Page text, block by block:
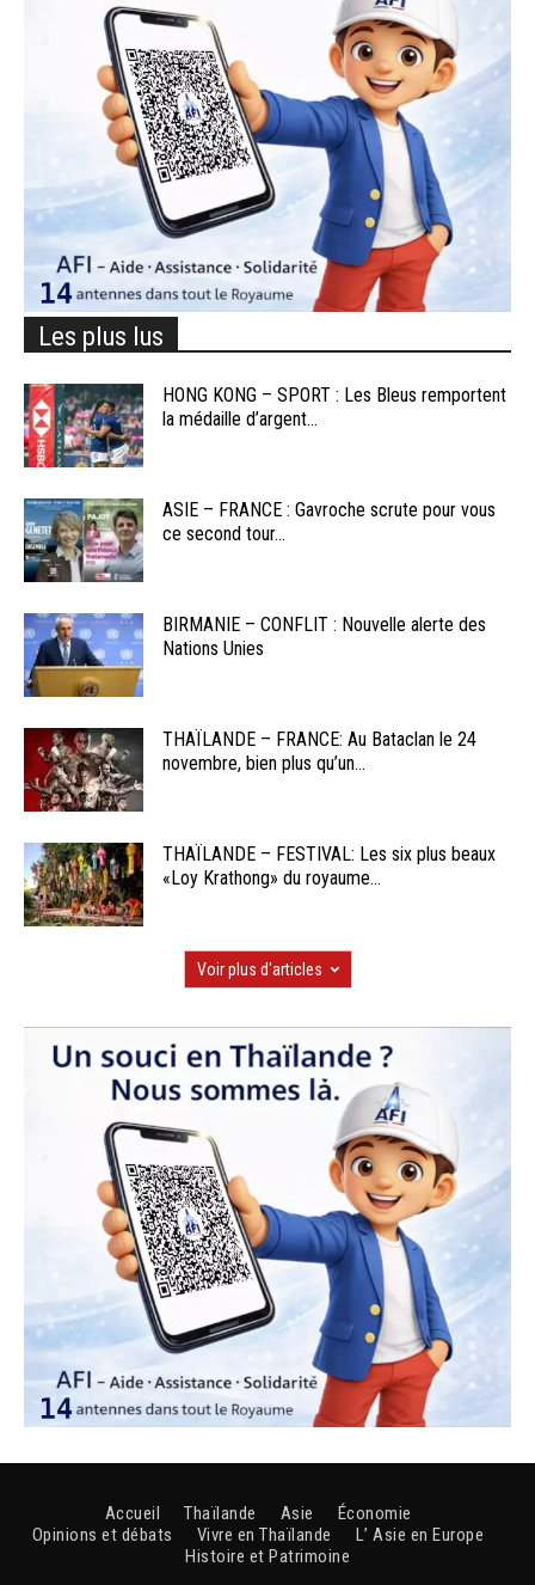
Les plus lus
HONG KONG – SPORT : Les Bleus remportent
la médaille d’argent...
ASIE – FRANCE : Gavroche scrute pour vous
ce second tour...
BIRMANIE – CONFLIT : Nouvelle alerte des
Nations Unies
THAÏLANDE – FRANCE: Au Bataclan le 24
novembre, bien plus qu’un...
THAÏLANDE – FESTIVAL: Les six plus beaux
«Loy Krathong» du royaume...
Voir plus d'articles
Accueil Thaïlande Asie
Économie
Opinions et débats
Vivre en Thaïlande
L’ Asie en Europe
Histoire et Patrimoine